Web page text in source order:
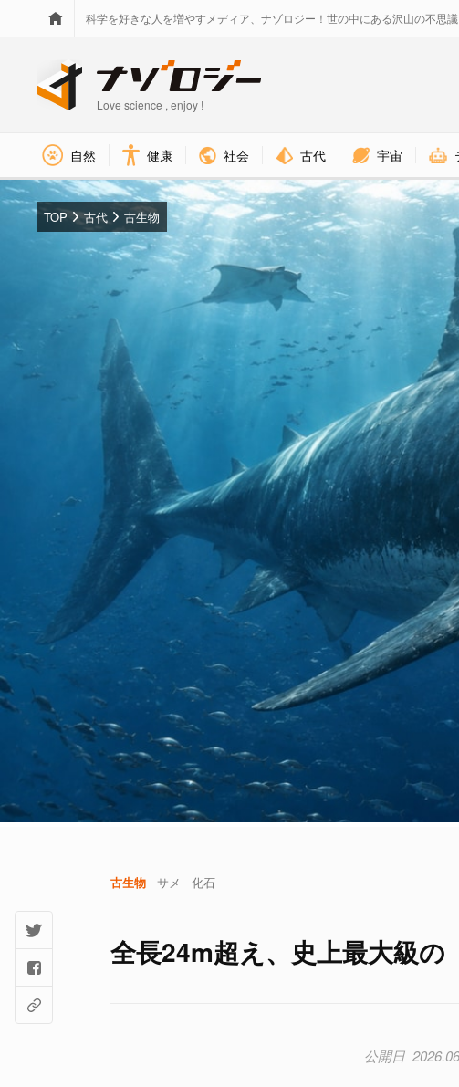
科学を好きな人を増やすメディア、ナゾロジー！世の中にある沢山の不思議
Love science , enjoy !
自然 健康 社会 古代 宇宙
TOP 古代 古生物
古生物 サメ 化石
全長24m超え、史上最大級